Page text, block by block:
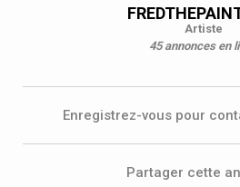
Artiste
45 annonces en
Enregistrez-vous pour
Partager cette